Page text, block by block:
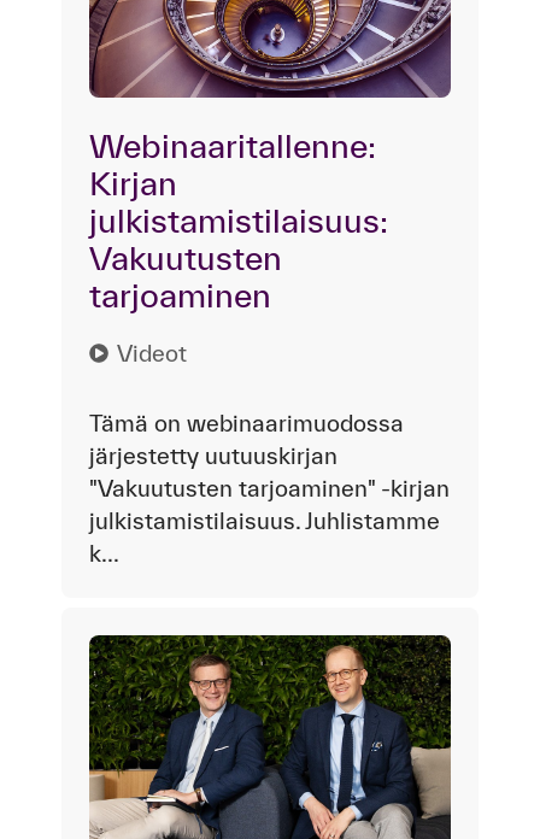
Webinaaritallenne:
Kirjan
julkistamistilaisuus:
Vakuutusten
tarjoaminen
Videot
Tämä on webinaarimuodossa
järjestetty uutuuskirjan
"Vakuutusten tarjoaminen" -kirjan
julkistamistilaisuus. Juhlistamme
k...